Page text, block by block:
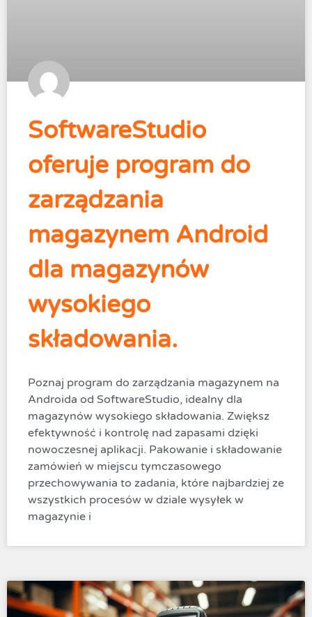
SoftwareStudio
oferuje program do
zarządzania
magazynem Android
dla magazynów
wysokiego
składowania.
Poznaj program do zarządzania magazynem na
Androida od SoftwareStudio, idealny dla
magazynów wysokiego składowania. Zwiększ
efektywność i kontrolę nad zapasami dzięki
nowoczesnej aplikacji. Pakowanie i składowanie
zamówień w miejscu tymczasowego
przechowywania to zadania, które najbardziej ze
wszystkich procesów w dziale wysyłek w
magazynie i